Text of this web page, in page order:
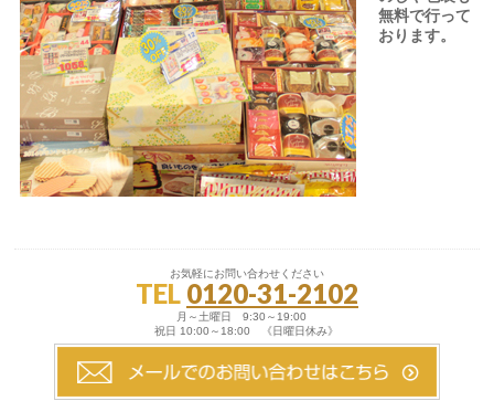
無料で行って
おります。
お気軽にお問い合わせください
TEL 0120-31-2102
月～土曜日 9:30～19:00
祝日 10:00～18:00 《日曜日休み》